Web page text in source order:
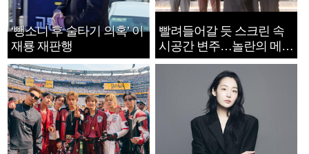
‘뺑소니 후 술타기 의혹’ 이
재룡 재판행
빨려들어갈 듯 스크린 속
시공간 변주…놀란의 메시
지는 ‘전쟁 속죄’